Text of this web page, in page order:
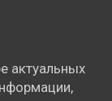
актуальных